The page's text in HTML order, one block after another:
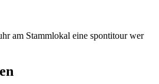
am Stammlokal eine spontitour wer